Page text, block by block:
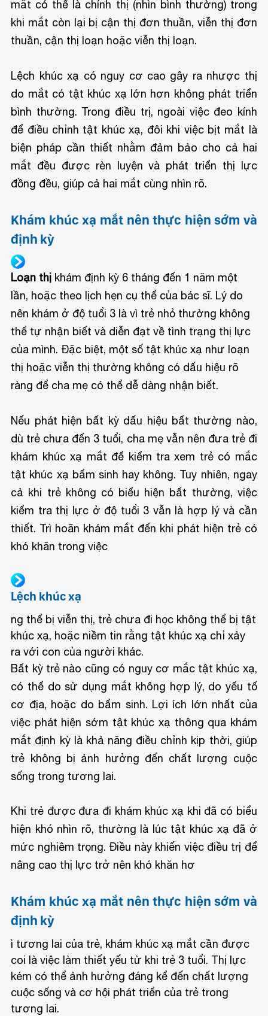
mắt có thể là chính thị (nhìn bình thường) trong
khi mắt còn lại bị cận thị đơn thuần, viễn thị đơn
thuần, cận thị loạn hoặc viễn thị loạn.
Lệch khúc xạ có nguy cơ cao gây ra nhược thị
do mắt có tật khúc xạ lớn hơn không phát triển
bình thường. Trong điều trị, ngoài việc đeo kính
để điều chỉnh tật khúc xạ, đôi khi việc bịt mắt là
biện pháp cần thiết nhằm đảm bảo cho cả hai
mắt đều được rèn luyện và phát triển thị lực
đồng đều, giúp cả hai mắt cùng nhìn rõ.
Khám khúc xạ mắt nên thực hiện sớm và
định kỳ
Loạn thị khám định kỳ 6 tháng đến 1 năm một
lần, hoặc theo lịch hẹn cụ thể của bác sĩ. Lý do
nên khám ở độ tuổi 3 là vì trẻ nhỏ thường không
thể tự nhận biết và diễn đạt về tình trạng thị lực
của mình. Đặc biệt, một số tật khúc xạ như loạn
thị hoặc viễn thị thường không có dấu hiệu rõ
ràng để cha mẹ có thể dễ dàng nhận biết.
Nếu phát hiện bất kỳ dấu hiệu bất thường nào,
dù trẻ chưa đến 3 tuổi, cha mẹ vẫn nên đưa trẻ đi
khám khúc xạ mắt để kiểm tra xem trẻ có mắc
tật khúc xạ bẩm sinh hay không. Tuy nhiên, ngay
cả khi trẻ không có biểu hiện bất thường, việc
kiểm tra thị lực ở độ tuổi 3 vẫn là hợp lý và cần
thiết. Trì hoãn khám mắt đến khi phát hiện trẻ có
khó khăn trong việc
Lệch khúc xạ
ng thể bị viễn thị, trẻ chưa đi học không thể bị tật
khúc xạ, hoặc niềm tin rằng tật khúc xạ chỉ xảy
ra với con của người khác.
Bất kỳ trẻ nào cũng có nguy cơ mắc tật khúc xạ,
có thể do sử dụng mắt không hợp lý, do yếu tố
cơ địa, hoặc do bẩm sinh. Lợi ích lớn nhất của
việc phát hiện sớm tật khúc xạ thông qua khám
mắt định kỳ là khả năng điều chỉnh kịp thời, giúp
trẻ không bị ảnh hưởng đến chất lượng cuộc
sống trong tương lai.
Khi trẻ được đưa đi khám khúc xạ khi đã có biểu
hiện khó nhìn rõ, thường là lúc tật khúc xạ đã ở
mức nghiêm trọng. Điều này khiến việc điều trị để
nâng cao thị lực trở nên khó khăn hơ
Khám khúc xạ mắt nên thực hiện sớm và
định kỳ
ì tương lai của trẻ, khám khúc xạ mắt cần được
coi là việc làm thiết yếu từ khi trẻ 3 tuổi. Thị lực
kém có thể ảnh hưởng đáng kể đến chất lượng
cuộc sống và cơ hội phát triển của trẻ trong
tương lai.